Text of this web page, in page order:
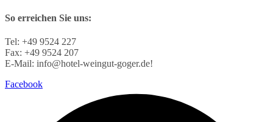
So erreichen Sie uns:
Tel: +49 9524 227
Fax: +49 9524 207
E-Mail: info@hotel-weingut-goger.de!
Facebook